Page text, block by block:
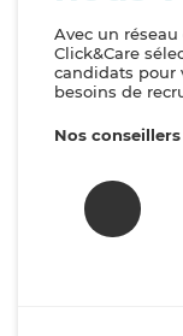
Avec un
Click&Care
candidats pour
besoins de
Nos